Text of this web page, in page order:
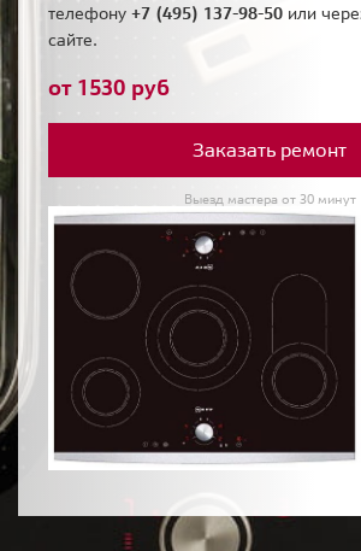
телефону +7 (495) 137-98-50 или
сайте.
от 1530 руб
Заказать ремонт
Выезд мастера от 30 минут